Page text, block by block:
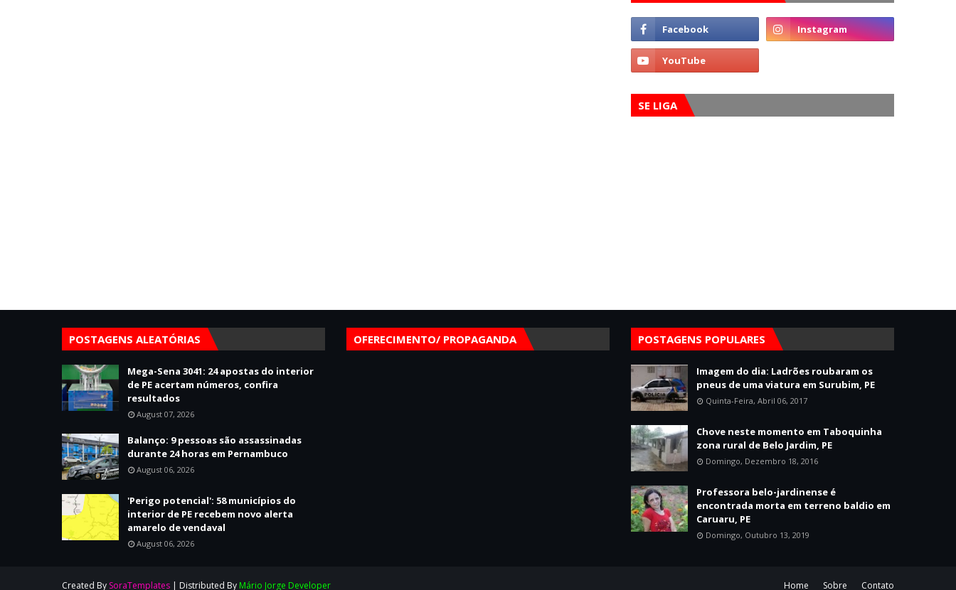
SE LIGA
POSTAGENS ALEATÓRIAS
Mega-Sena 3041: 24 apostas do interior
de PE acertam números, confira
resultados
August 07, 2026
Balanço: 9 pessoas são assassinadas
durante 24 horas em Pernambuco
August 06, 2026
'Perigo potencial': 58 municípios do
interior de PE recebem novo alerta
amarelo de vendaval
August 06, 2026
OFERECIMENTO/ PROPAGANDA POSTAGENS POPULARES
Imagem do dia: Ladrões roubaram os
pneus de uma viatura em Surubim, PE
Quinta-Feira, Abril 06, 2017
Chove neste momento em Taboquinha
zona rural de Belo Jardim, PE
Domingo, Dezembro 18, 2016
Professora belo-jardinense é
encontrada morta em terreno baldio em
Caruaru, PE
Domingo, Outubro 13, 2019
Home Sobre Contato
Created By SoraTemplates | Distributed By Mário Jorge Developer